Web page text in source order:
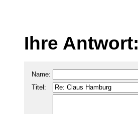
Ihre Antwort:
Name:
Titel: